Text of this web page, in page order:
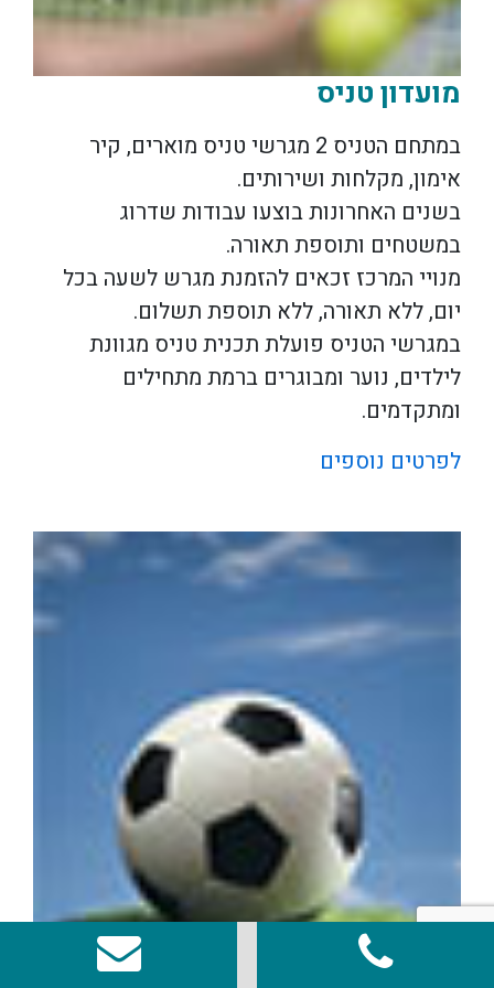
מועדון טניס
במתחם הטניס 2 מגרשי טניס מוארים, קיר
אימון, מקלחות ושירותים.
בשנים האחרונות בוצעו עבודות שדרוג
במשטחים ותוספת תאורה.
מנויי המרכז זכאים להזמנת מגרש לשעה בכל
יום, ללא תאורה, ללא תוספת תשלום.
במגרשי הטניס פועלת תכנית טניס מגוונת
לילדים, נוער ומבוגרים ברמת מתחילים
ומתקדמים.
לפרטים נוספים
מגרש כדורגל